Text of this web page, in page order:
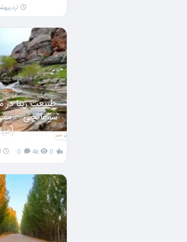
اردیبهشت
طبیعت زیبا در
سوغانچی –
0
4k
0